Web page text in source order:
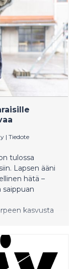
| Tiedote
tulossa
Lapsen ääni
hätä –
kasvusta